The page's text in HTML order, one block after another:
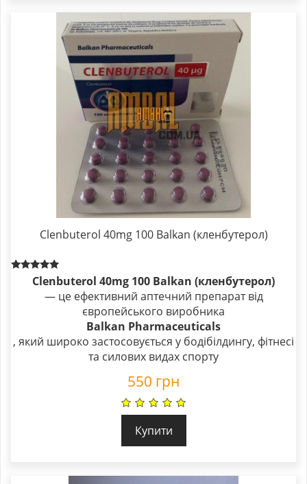
Clenbuterol 40mg 100 Balkan (кленбутерол)
Rated
5.00
out of 5
Clenbuterol 40mg 100 Balkan (кленбутерол)
— це ефективний аптечний препарат від
європейського виробника
Balkan Pharmaceuticals
, який широко застосовується у бодібілдингу, фітнесі
та силових видах спорту
550 грн
Купити